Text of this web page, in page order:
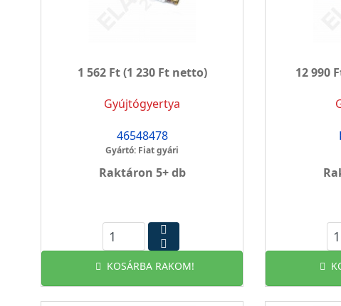
1 562 Ft(1 230 Ft netto)
Gyújtógyertya
46548478
Gyártó: Fiat gyári
Raktáron 5+ db
KOSÁRBA RAKOM!
12 990